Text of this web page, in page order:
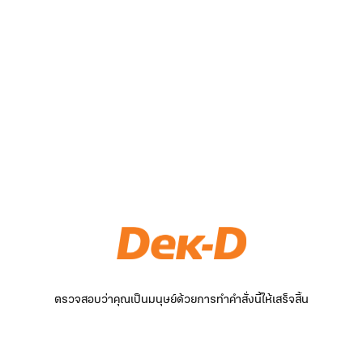
ตรวจสอบว่าคุณเป็นมนุษย์ด้วยการทำคำสั่งนี้ให้เสร็จสิ้น